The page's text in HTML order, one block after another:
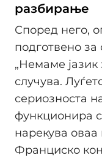
разбирање
Според него,
подготвено
„Немаме
случува.
сериозноста
функционира
нарекува оваа
Франциско